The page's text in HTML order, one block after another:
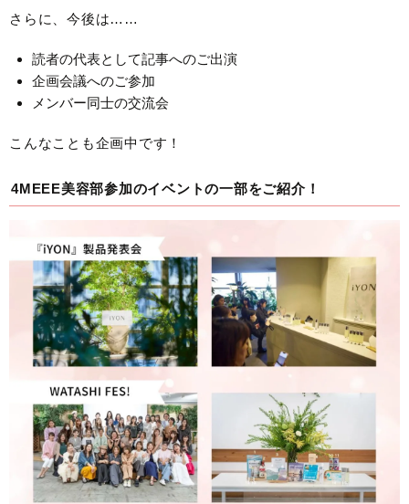
さらに、今後は……
読者の代表として記事へのご出演
企画会議へのご参加
メンバー同士の交流会
こんなことも企画中です！
4MEEE美容部参加のイベントの一部をご紹介！